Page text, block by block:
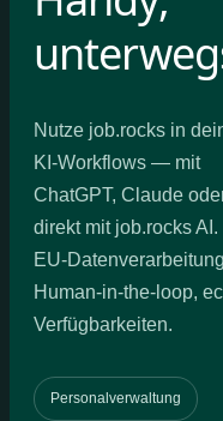
Nutze job.rocks in
KI-Workflows — mit
ChatGPT, Claude
direkt mit job.rocks AI.
EU-
Human-in-the-loop,
Verfügbarkeiten.
Personalverwaltung